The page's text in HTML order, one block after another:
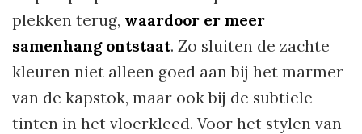
plekken terug, waardoor er meer
samenhang ontstaat. Zo sluiten de zachte
kleuren niet alleen goed aan bij het marmer
van de kapstok, maar ook bij de subtiele
tinten in het vloerkleed. Voor het stylen van